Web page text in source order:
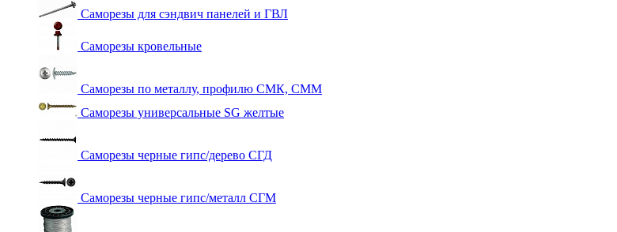
Саморезы для сэндвич панелей и ГВЛ
Саморезы кровельные
Саморезы по металлу, профилю СМК, СММ
Саморезы универсальные SG желтые
Саморезы черные гипс/дерево СГД
Саморезы черные гипс/металл СГМ